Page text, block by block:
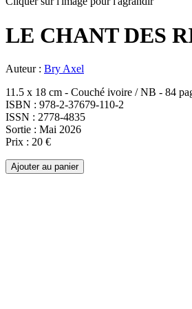
LE CHANT DES
Auteur : Bry Axel
11.5 x 18 cm - Couché ivoire / NB - 84
ISBN : 978-2-37679-110-2
ISSN : 2778-4835
Sortie : Mai 2026
Prix : 20 €